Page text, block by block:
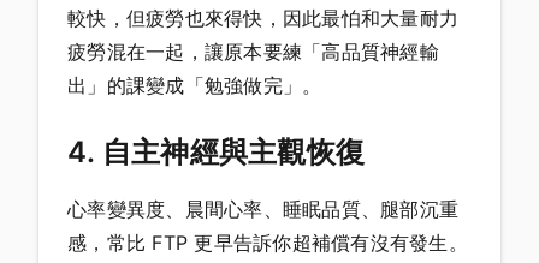
較快，但疲勞也來得快，因此最怕和大量耐力
疲勞混在一起，讓原本要練「高品質神經輸
出」的課變成「勉強做完」。
4. 自主神經與主觀恢復
心率變異度、晨間心率、睡眠品質、腿部沉重
感，常比 FTP 更早告訴你超補償有沒有發生。